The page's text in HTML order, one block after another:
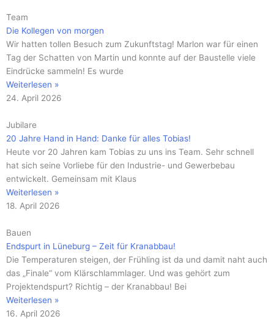
Team
Die Kollegen von morgen
Wir hatten tollen Besuch zum Zukunftstag! Marlon war für einen
Tag der Schatten von Martin und konnte auf der Baustelle viele
Eindrücke sammeln! Es wurde
Weiterlesen »
24. April 2026
Jubilare
20 Jahre Hand in Hand: Danke für alles Tobias!
Heute vor 20 Jahren kam Tobias zu uns ins Team. Sehr schnell
hat sich seine Vorliebe für den Industrie- und Gewerbebau
entwickelt. Gemeinsam mit Klaus
Weiterlesen »
18. April 2026
Bauen
Endspurt in Lüneburg – Zeit für Kranabbau!
Die Temperaturen steigen, der Frühling ist da und damit naht auch
das „Finale“ vom Klärschlammlager. Und was gehört zum
Projektendspurt? Richtig – der Kranabbau! Bei
Weiterlesen »
16. April 2026